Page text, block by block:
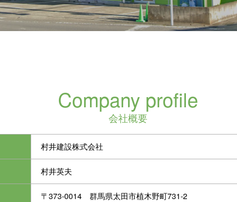
Company profile
会社概要
村井建設株式会社
村井英夫
〒373-0014 群馬県太田市植木野町731-2